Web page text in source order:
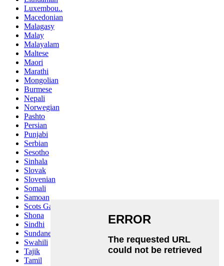
Luxembou..
Macedonian
Malagasy
Malay
Malayalam
Maltese
Maori
Marathi
Mongolian
Burmese
Nepali
Norwegian
Pashto
Persian
Punjabi
Serbian
Sesotho
Sinhala
Slovak
Slovenian
Somali
Samoan
Scots Gaelic
Shona
Sindhi
Sundanese
Swahili
Tajik
Tamil